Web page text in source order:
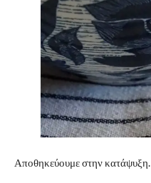
Αποθηκεύουμε στην κατάψυξη.